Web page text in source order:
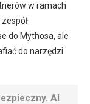
w ramach
do Mythosa, ale
do narzędzi
AI